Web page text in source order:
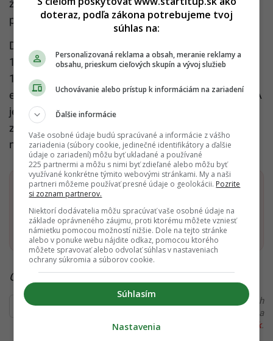
že toto narušenie bude síce znepokojujúce, ale
pravdepodobne dočasné.
Dosiahnutie tejto hranice by znamenalo, že svet je o
1,5 stupňa Celzia teplejší, ako bol v druhej polovici
19. storočia, teda predtým, ako sa začali zvyšovať
emisie z fosílnych palív v dôsledku industrializácie. A
jej prekročenie, hoci na jediný rok, je znepokojujúcim
znakom toho, že otepľovanie sa zrýchľuje a
nespomaľuje.
Dostaň Startitup do svojich Google odporúčaní
Pridať ako preferovaný zdroj
Startitup, odkaz sa otvorí v
Čítaj viac z kategórie:Počasie
Ďakujeme, že čítaš Startitup. V prípade, že máš postreh
alebo si našiel v článku chybu, napíš nám na
redakcia@startitup.sk.
doteraz, podľa zákona potrebujeme tvoj
súhlas na:
Personalizovaná reklama a obsah, meranie reklamy a
obsahu, prieskum cieľových skupín a vývoj služieb
Uchovávanie alebo prístup k informáciám na zariadení
Ďalšie informácie
Vaše osobné údaje budú spracúvané a informácie z vášho
zariadenia (súbory cookie, jedinečné identifikátory a ďalšie
údaje o zariadení) môžu byť ukladané a používané
225 partnermi a môžu s nimi byť zdieľané alebo môžu byť
využívané konkrétne týmito webovými stránkami. My a naši
partneri môžeme používať presné údaje o geolokácii. Pozrite
si zoznam partnerov.
Niektorí dodávatelia môžu spracúvať vaše osobné údaje na
základe oprávneného záujmu, proti ktorému môžete vzniesť
námietku pomocou možností nižšie. Dole na tejto stránke
alebo v ponuke webu nájdite odkaz, pomocou ktorého
môžete spravovať alebo odvolať súhlas v nastaveniach
ochrany súkromia a súborov cookie.
Súhlasím
Nastavenia